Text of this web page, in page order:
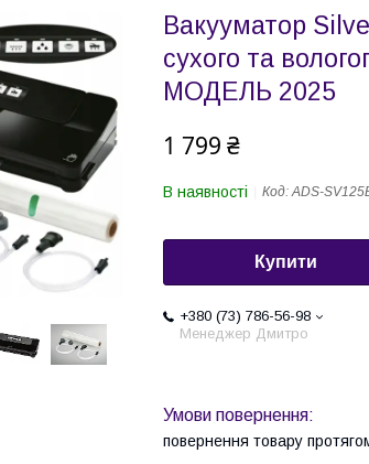
Вакууматор
сухого та
МОДЕЛЬ 2025
1 799 ₴
В наявності Код:ADS-
Купити
+380 (73) 786-56-98
Менеджер Дмитро
повернення товару